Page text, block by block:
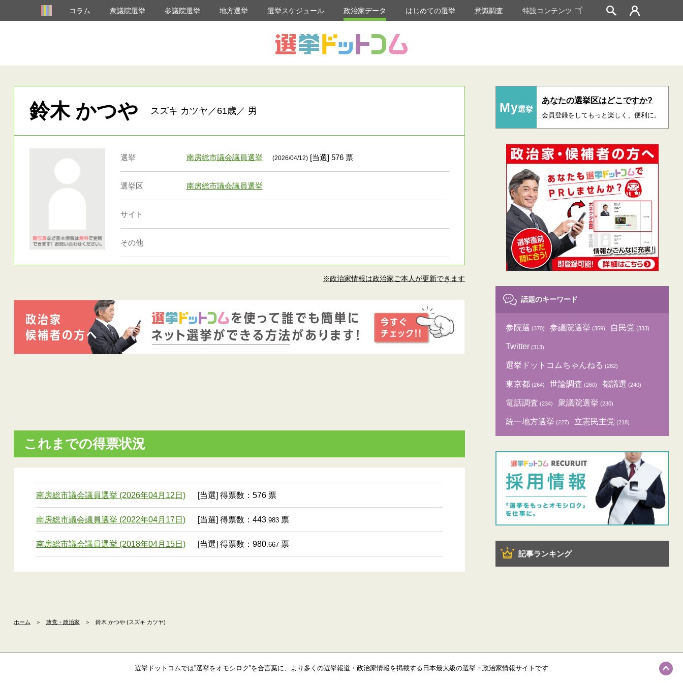
コラム 衆議院選挙 参議院選挙 地方選挙 選挙スケジュール 政治家データ はじめての選挙 意識調査 特設コンテンツ
鈴木 かつや スズキ カツヤ／61歳／ 男
選挙 南房総市議会議員選挙 (2026/04/12)[当選] 576 票
選挙区 南房総市議会議員選挙
サイト
その他
※政治家情報は政治家ご本人が更新できます
これまでの得票状況
南房総市議会議員選挙 (2026年04月12日) [当選] 得票数：576 票
南房総市議会議員選挙 (2022年04月17日) [当選] 得票数：443.983 票
南房総市議会議員選挙 (2018年04月15日) [当選] 得票数：980.667 票
My選挙
あなたの選挙区はどこですか?
会員登録をしてもっと楽しく、便利に。
話題のキーワード
参院選 (370) 参議院選挙 (359) 自民党 (333)
Twitter (313)
選挙ドットコムちゃんねる (282)
東京都 (264) 世論調査 (260) 都議選 (240)
電話調査 (234) 衆議院選挙 (230)
統一地方選挙 (227) 立憲民主党 (218)
記事ランキング
ホーム ＞ 政党・政治家 ＞ 鈴木 かつや (スズキ カツヤ)
選挙ドットコムでは”選挙をオモシロク”を合言葉に、より多くの選挙報道・政治家情報を掲載する日本最大級の選挙・政治家情報サイトです